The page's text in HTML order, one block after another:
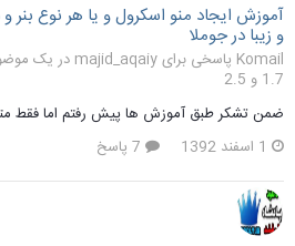
آموزش ایجاد منو اسکرول و یا هر نوع
و زیبا در جوملا
Komail پاسخی برای majid_aqaiy در یک موضوع ارسال کرد در
1.7 و 2.5
ضمن تشکر طبق آموزش ها پیش رفتم اما فقط
1 اسفند 1392